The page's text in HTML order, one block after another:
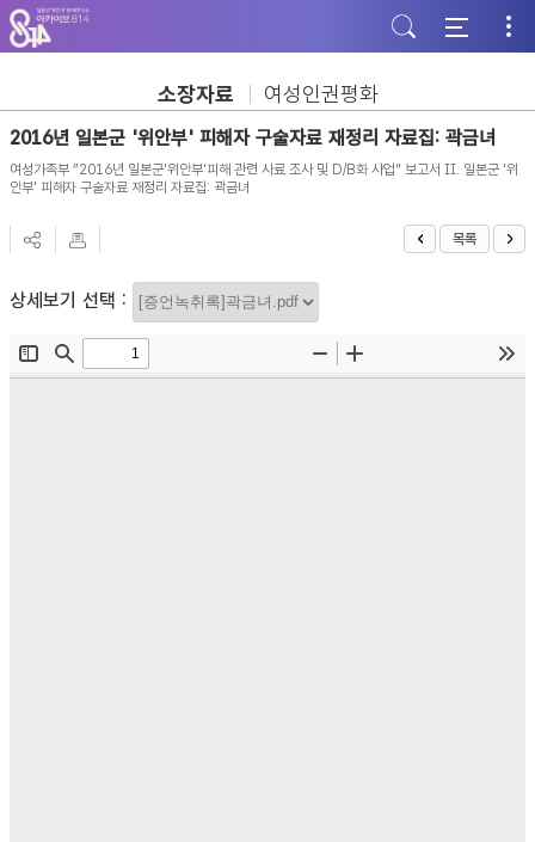
주
메
뉴
가
기
본
문
바
기
하
단
바
기
소장자료 여성인권평화
2016년 일본군 '위안부' 피해자 구술자료 재정리 자료집: 곽금녀
여성가족부 “2016년 일본군'위안부'피해 관련 사료 조사 및 D/B화 사업” 보고서 II. 일본군 '위
안부' 피해자 구술자료 재정리 자료집: 곽금녀
목록
상세보기 선택 :